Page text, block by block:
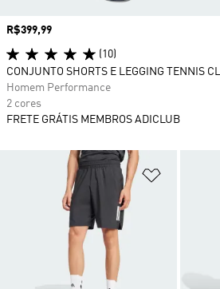
Preço
R$399,99
(10)
CONJUNTO SHORTS E LEGGING TENNIS
Homem Performance
2 cores
FRETE GRÁTIS MEMBROS ADICLUB